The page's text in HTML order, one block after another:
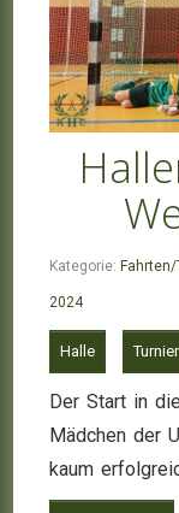
Kategorie:
2024
Halle Turnier
Der Start in
Mädchen der
kaum